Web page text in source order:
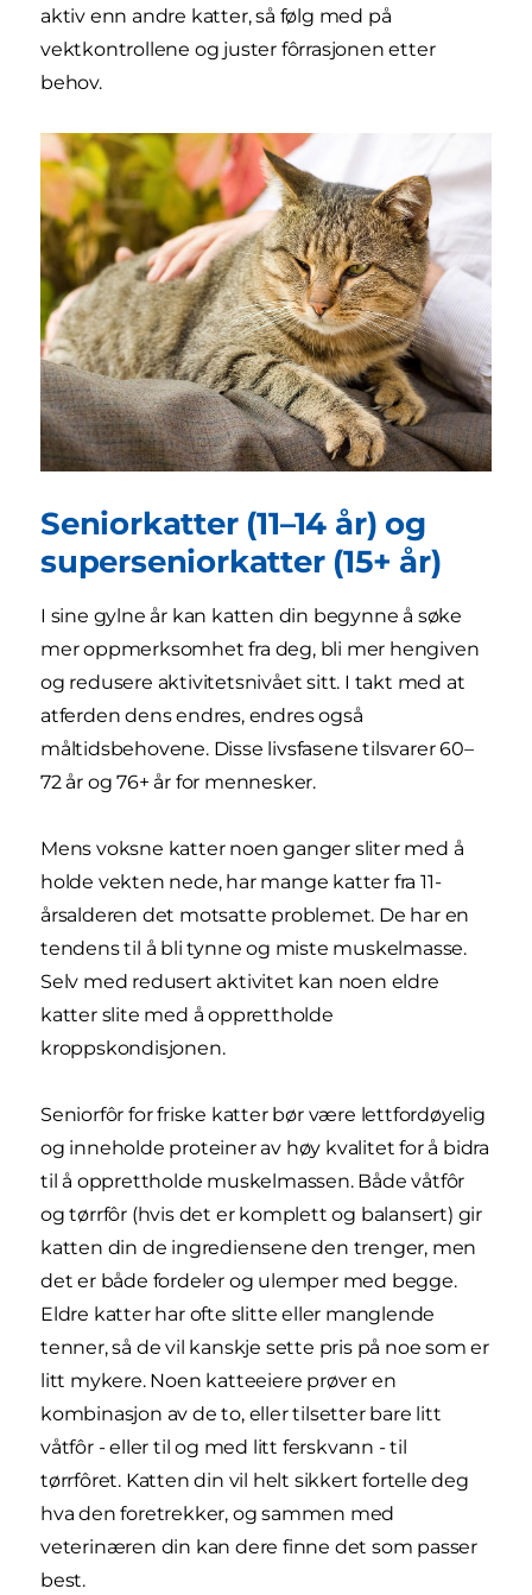
aktiv enn andre katter, så følg med på
vektkontrollene og juster fôrrasjonen etter
behov.
Seniorkatter (11–14 år) og
superseniorkatter (15+ år)
I sine gylne år kan katten din begynne å søke
mer oppmerksomhet fra deg, bli mer hengiven
og redusere aktivitetsnivået sitt. I takt med at
atferden dens endres, endres også
måltidsbehovene. Disse livsfasene tilsvarer 60–
72 år og 76+ år for mennesker.
Mens voksne katter noen ganger sliter med å
holde vekten nede, har mange katter fra 11-
årsalderen det motsatte problemet. De har en
tendens til å bli tynne og miste muskelmasse.
Selv med redusert aktivitet kan noen eldre
katter slite med å opprettholde
kroppskondisjonen.
Seniorfôr for friske katter bør være lettfordøyelig
og inneholde proteiner av høy kvalitet for å bidra
til å opprettholde muskelmassen. Både våtfôr
og tørrfôr (hvis det er komplett og balansert) gir
katten din de ingrediensene den trenger, men
det er både fordeler og ulemper med begge.
Eldre katter har ofte slitte eller manglende
tenner, så de vil kanskje sette pris på noe som er
litt mykere. Noen katteeiere prøver en
kombinasjon av de to, eller tilsetter bare litt
våtfôr - eller til og med litt ferskvann - til
tørrfôret. Katten din vil helt sikkert fortelle deg
hva den foretrekker, og sammen med
veterinæren din kan dere finne det som passer
best.